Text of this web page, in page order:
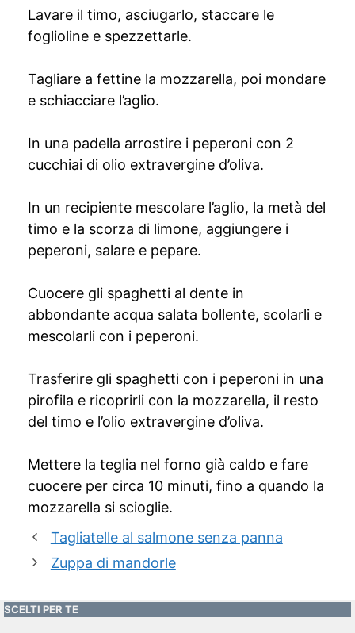
Lavare il timo, asciugarlo, staccare le
foglioline e spezzettarle.
Tagliare a fettine la mozzarella, poi mondare
e schiacciare l’aglio.
In una padella arrostire i peperoni con 2
cucchiai di olio extravergine d’oliva.
In un recipiente mescolare l’aglio, la metà del
timo e la scorza di limone, aggiungere i
peperoni, salare e pepare.
Cuocere gli spaghetti al dente in
abbondante acqua salata bollente, scolarli e
mescolarli con i peperoni.
Trasferire gli spaghetti con i peperoni in una
pirofila e ricoprirli con la mozzarella, il resto
del timo e l’olio extravergine d’oliva.
Mettere la teglia nel forno già caldo e fare
cuocere per circa 10 minuti, fino a quando la
mozzarella si scioglie.
Tagliatelle al salmone senza panna
Zuppa di mandorle
SCELTI PER TE